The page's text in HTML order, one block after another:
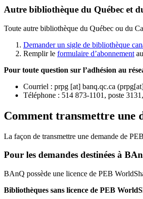
Autre bibliothèque du Québec et
Toute autre bibliothèque du Québec ou du
Demander un sigle de bibliothèque
Remplir le formulaire d’abonnement
Pour toute question sur l’adhésion au
Courriel : prpg [at] banq.qc.ca (
Téléphone : 514 873-1101, poste
Comment transmettre une
La façon de transmettre une demande de
Pour les demandes destinées à
BAnQ possède une licence de PEB
Bibliothèques sans licence de PEB